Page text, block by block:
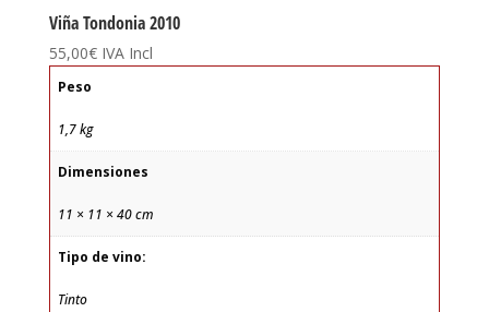
Viña Tondonia 2010
55,00€ IVA Incl
Peso
1,7 kg
Dimensiones
11 × 11 × 40 cm
Tipo de vino:
Tinto